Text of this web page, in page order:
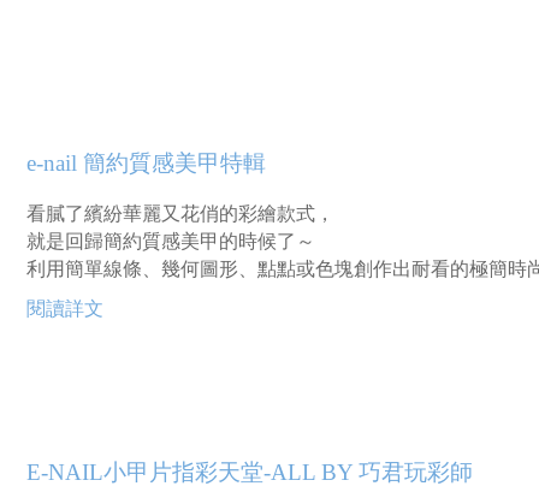
e-nail 簡約質感美甲特輯
看膩了繽紛華麗又花俏的彩繪款式，
就是回歸簡約質感美甲的時候了～
利用簡單線條、幾何圖形、點點或色塊創作出耐看的極簡時
閱讀詳文
E-NAIL小甲片指彩天堂-ALL BY 巧君玩彩師